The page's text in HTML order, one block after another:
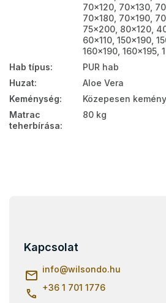
70x120, 70x130,
70x180, 70x190,
75x200, 80x120,
60x110, 150x190,
160x190, 160x195,
Hab típus:
PUR hab
Huzat:
Aloe Vera
Keménység:
Közepesen kemény
Matrac
teherbírása:
80 kg
Kapcsolat
info@wilsondo.hu
+36 1 701 1776